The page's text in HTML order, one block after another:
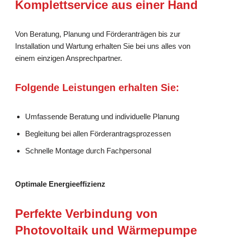
Komplettservice aus einer Hand
Von Beratung, Planung und Förderanträgen bis zur
Installation und Wartung erhalten Sie bei uns alles von
einem einzigen Ansprechpartner.
Folgende Leistungen erhalten Sie:
Umfassende Beratung und individuelle Planung
Begleitung bei allen Förderantragsprozessen
Schnelle Montage durch Fachpersonal
Optimale Energieeffizienz
Perfekte Verbindung von
Photovoltaik und Wärmepumpe